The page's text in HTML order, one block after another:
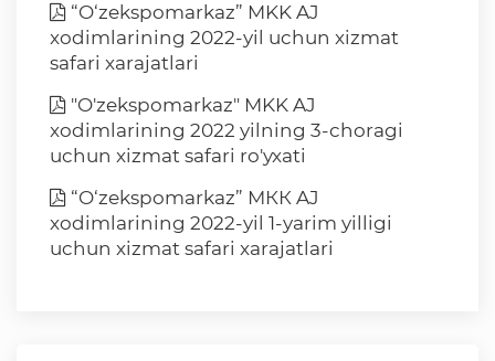
“O‘zekspomarkaz” MKK AJ
xodimlarining 2022-yil uchun xizmat
safari xarajatlari
"O'zekspomarkaz" MKK AJ
xodimlarining 2022 yilning 3-choragi
uchun xizmat safari ro'yxati
“O‘zekspomarkaz” МКК AJ
xodimlarining 2022-yil 1-yarim yilligi
uchun xizmat safari xarajatlari